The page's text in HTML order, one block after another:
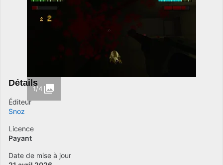
1/4
Détails
Éditeur
Snoz
Licence
Payant
Date de mise à jour